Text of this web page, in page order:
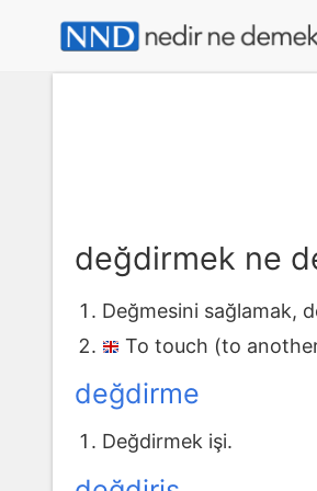
değdirmek ne
Değmesini sağlamak,
To touch (to
değdirme
Değdirmek işi.